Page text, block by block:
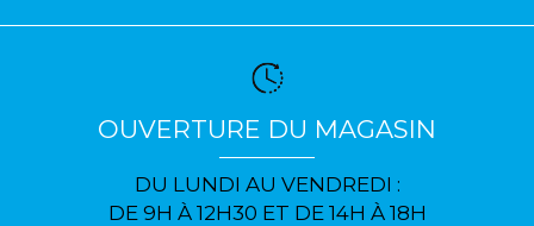
OUVERTURE DU MAGASIN
DU LUNDI AU VENDREDI :
DE 9H À 12H30 ET DE 14H À 18H